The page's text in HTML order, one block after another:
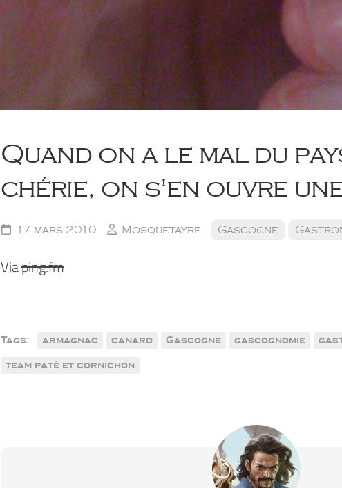
Quand on a le mal du
chérie, on s'en ouvre
17 mars 2010 Mosquetayre Gascogne
Viaping.fm
Tags: armagnac canard Gascogne gascognomie
team paté et cornichon